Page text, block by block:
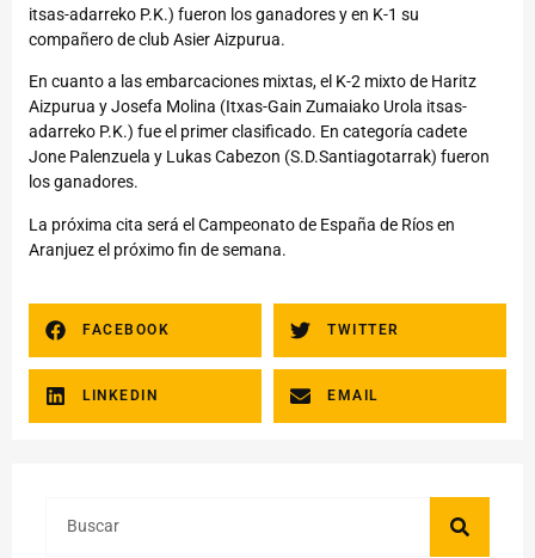
itsas-adarreko P.K.) fueron los ganadores y en K-1 su
compañero de club Asier Aizpurua.
En cuanto a las embarcaciones mixtas, el K-2 mixto de Haritz
Aizpurua y Josefa Molina (Itxas-Gain Zumaiako Urola itsas-
adarreko P.K.) fue el primer clasificado. En categoría cadete
Jone Palenzuela y Lukas Cabezon (S.D.Santiagotarrak) fueron
los ganadores.
La próxima cita será el Campeonato de España de Ríos en
Aranjuez el próximo fin de semana.
FACEBOOK TWITTER
LINKEDIN EMAIL